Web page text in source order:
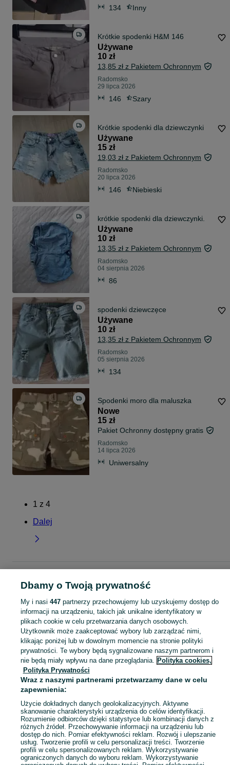
134 Inny
Krótkie spodenki H&M 146
Używane
10 zł
13,85 zł z Pakietem Ochronnym
Radomsko
29 lipca 2026
146 Szary
Krótkie spodenki dla dziewczynki
Używane
15 zł
19,03 zł z Pakietem Ochronnym
Radomsko
20 lipca 2026
146 Niebieski
krótkie spodenki dla dziewczynki.
Używane
10 zł
13,35 zł z Pakietem Ochronnym
Radomsko
04 sierpnia 2026
86
spodenki dziewczęce
Używane
10 zł
13,35 zł z Pakietem Ochronnym
Radomsko
05 sierpnia 2026
134
Spodenki moro dla maluszka
Nowe
15 zł
Pakiet Ochronny dostępny gratis
Radomsko
14 lipca 2026
Uniwersalny
1 z 4
Dalej
Spodenki
Spodenki - Łódzkie Spodenki - Radomsko
KATEGORIA
garnitur dla dziewczynki spodnie dzwony dla dziewczynki , strój Zobacz
Mapa kategorii
Mapa miejscowości
Mapa ministron
Popularne wyszukiwania
Dbamy o Twoją prywatność
My i nasi 447partnerzy przechowujemy lub uzyskujemy dostęp do
informacji na urządzeniu, takich jak unikalne identyfikatory w
plikach cookie w celu przetwarzania danych osobowych.
Użytkownik może zaakceptować wybory lub zarządzać nimi,
klikając poniżej lub w dowolnym momencie na stronie polityki
prywatności. Te wybory będą sygnalizowane naszym partnerom i
nie będą miały wpływu na dane przeglądania. Polityka cookies,
Polityka Prywatności
Wraz z naszymi partnerami przetwarzamy dane w celu
zapewnienia:
Użycie dokładnych danych geolokalizacyjnych. Aktywne
skanowanie charakterystyki urządzenia do celów identyfikacji.
Rozumienie odbiorców dzięki statystyce lub kombinacji danych z
różnych źródeł. Przechowywanie informacji na urządzeniu lub
dostęp do nich. Pomiar efektywności reklam. Rozwój i ulepszanie
usług. Tworzenie profili w celu personalizacji treści. Tworzenie
profili w celu spersonalizowanych reklam. Wykorzystywanie
ograniczonych danych do wyboru reklam. Wykorzystywanie